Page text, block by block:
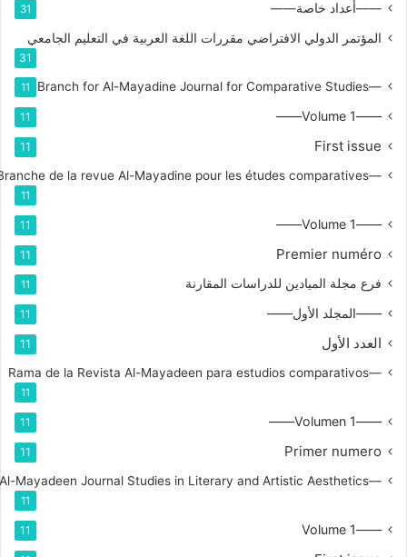
——أعداد خاصة—— 31
المؤتمر الدولي الافتراضي مقررات اللغة العربية في التعليم الجامعي
31
—Branch for Al-Mayadine Journal for Comparative Studies
11
——Volume 1——
11
First issue
11
—Branche de la revue Al-Mayadine pour les études comparatives
11
——Volume 1——
11
Premier numéro
11
فرع مجلة الميادين للدراسات المقارنة 11
——المجلد الأول—— 11
العدد الأول 11
—Rama de la Revista Al-Mayadeen para estudios comparativos
11
——Volumen 1——
11
Primer numero
11
—Branch for Al-Mayadeen Journal Studies in Literary and Artistic Aesthetics
11
——Volume 1
11